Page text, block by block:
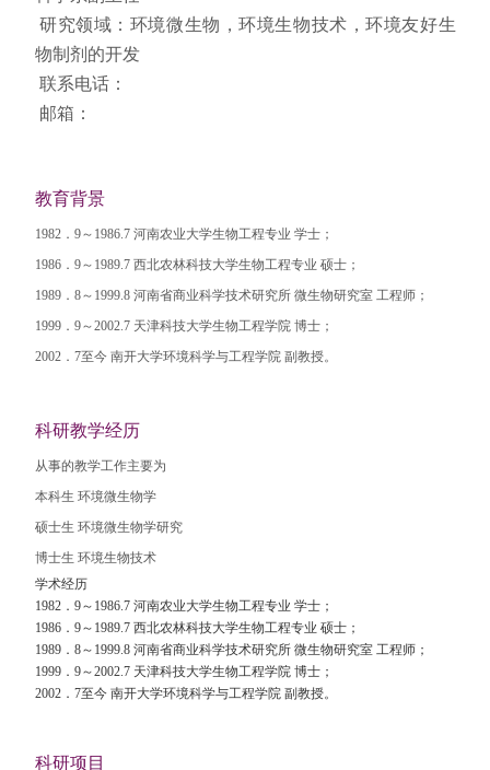
研究领域：环境微生物，环境生物技术，环境友好生
物制剂的开发
联系电话：
邮箱：
教育背景
1982．9～1986.7 河南农业大学生物工程专业 学士；
1986．9～1989.7 西北农林科技大学生物工程专业 硕士；
1989．8～1999.8 河南省商业科学技术研究所 微生物研究室 工程师；
1999．9～2002.7 天津科技大学生物工程学院 博士；
2002．7至今 南开大学环境科学与工程学院 副教授。
科研教学经历
从事的教学工作主要为
本科生 环境微生物学
硕士生 环境微生物学研究
博士生 环境生物技术
学术经历
1982．9～1986.7 河南农业大学生物工程专业 学士；
1986．9～1989.7 西北农林科技大学生物工程专业 硕士；
1989．8～1999.8 河南省商业科学技术研究所 微生物研究室 工程师；
1999．9～2002.7 天津科技大学生物工程学院 博士；
2002．7至今 南开大学环境科学与工程学院 副教授。
科研项目